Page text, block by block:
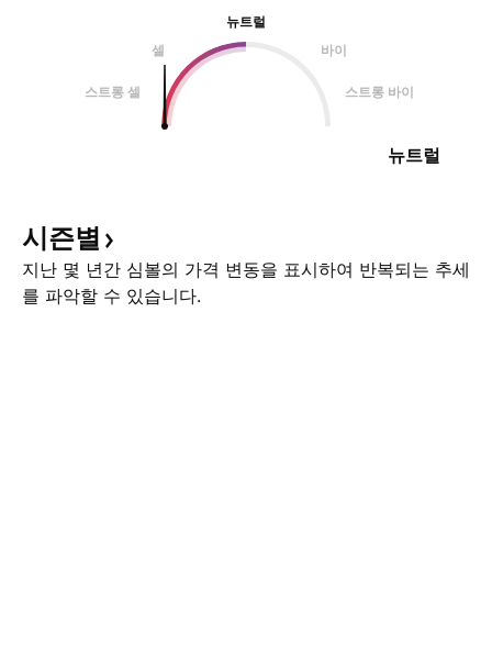
뉴트럴
셀
바이
스트롱 셀 스트롱 바이
뉴트럴
시즌별
지난 몇 년간 심볼의 가격 변동을 표시하여 반복되는 추세
를 파악할 수 있습니다.